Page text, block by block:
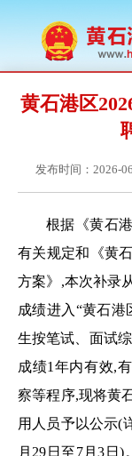
黄石港区
发布时间：2026-
根据《黄石
有关规定和《黄
方案》,本次补录
成绩进入“黄石
生按笔试、面试
成绩1年内有效,
察等程序,现将黄
用人员予以公示(
月 29 日至7月3 日)